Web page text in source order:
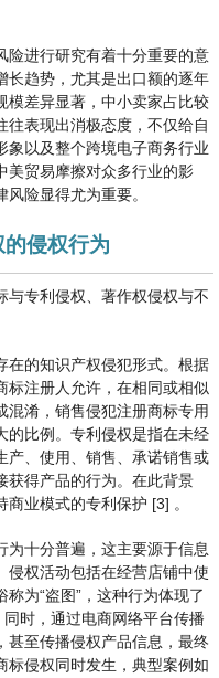
险进行研究有着十分重要的意
长趋势，尤其是出口额的逐年
模差异显著，中小卖家占比较
往表现出消极态度，不仅给自
象以及整个跨境电子商务行业
美贸易摩擦对众多行业的影
险显得尤为重要。
侵权行为
与专利侵权、著作权侵权与不
在的知识产权侵犯形式。根据
标注册人允许，在相同或相似
混淆，销售侵犯注册商标专用
的比例。专利侵权是指在未经
产、使用、销售、承诺销售或
获得产品的行为。在此背景
业模式的专利保护 [3] 。
为十分普遍，这主要源于信息
侵权活动包括在经营店铺中使
为“盗图”，这种行为体现了
时，通过电商网络平台传播
甚至传播侵权产品信息，最终
标侵权同时发生，典型案例如